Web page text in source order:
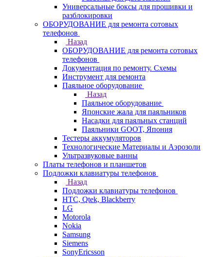
Универсальные боксы для прошивки и
разблокировки
ОБОРУДОВАНИЕ для ремонта сотовых
телефонов
Назад
ОБОРУДОВАНИЕ для ремонта сотовых
телефонов
Документация по ремонту. Схемы
Инструмент для ремонта
Паяльное оборудование
Назад
Паяльное оборудование
Японские жала для паяльников
Насадки для паяльных станций
Паяльники GOOT, Япония
Тестеры аккумуляторов
Технологические Материалы и Аэрозоли
Ультразвуковые ванны
Платы телефонов и планшетов
Подложки клавиатуры телефонов
Назад
Подложки клавиатуры телефонов
HTC, Qtek, Blackberry
LG
Motorola
Nokia
Samsung
Siemens
SonyEricsson